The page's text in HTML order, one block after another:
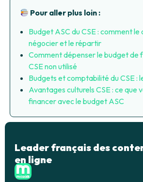
Pour aller plus loin :
Budget ASC du CSE : comment le
négocier et le répartir
Comment dépenser le budget de
CSE non utilisé
Budgets et comptabilité du CSE :
Avantages culturels CSE : ce que
financer avec le budget ASC
Leader français des
en ligne